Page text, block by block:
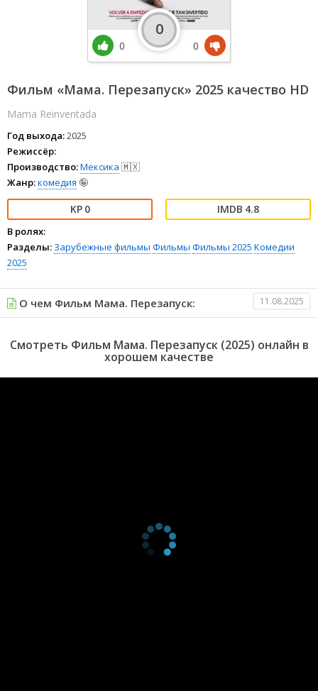
Фильм «Мама. Перезапуск» 2025 качество HD
Mama Reinventada
Год выхода:2025
Режиссёр:
Производство:Мексика 🇲🇽
Жанр:комедия 🤪
0 4.8
В ролях:
Разделы: Зарубежные фильмы Фильмы Фильмы 2025 Комедии
2025
0
0
0
О чем Фильм Мама. Перезапуск: 11.08.2025
Смотреть Фильм Мама. Перезапуск (2025) онлайн в
хорошем качестве